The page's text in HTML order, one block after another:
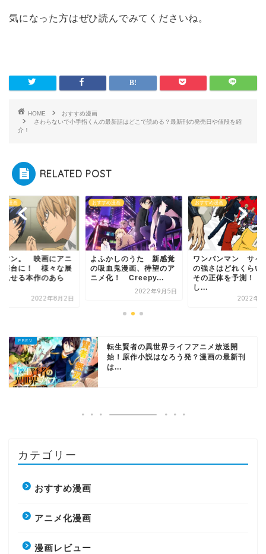
気になった方はぜひ読んでみてくださいね。
HOME
おすすめ漫画
さわらないで小手指くんの最新話はどこで読める？最新刊の発売日や値段を紹
介！
RELATED POST
め漫画
かしのうた 新感覚
血鬼漫画、待望のア
化！ Creepy...
おすすめ漫画
ワンパンマン サイタマ
の強さはどれくらい？
その正体を予測！ そ
おすすめ漫画
バクマン。 映画に
メに舞台に！ 様々
開を見せる本作のあ
す...
2022年8
転生賢者の異世界ライフアニメ放送開
始！原作小説はなろう発？漫画の最新刊
は...
カテゴリー
おすすめ漫画
アニメ化漫画
漫画レビュー